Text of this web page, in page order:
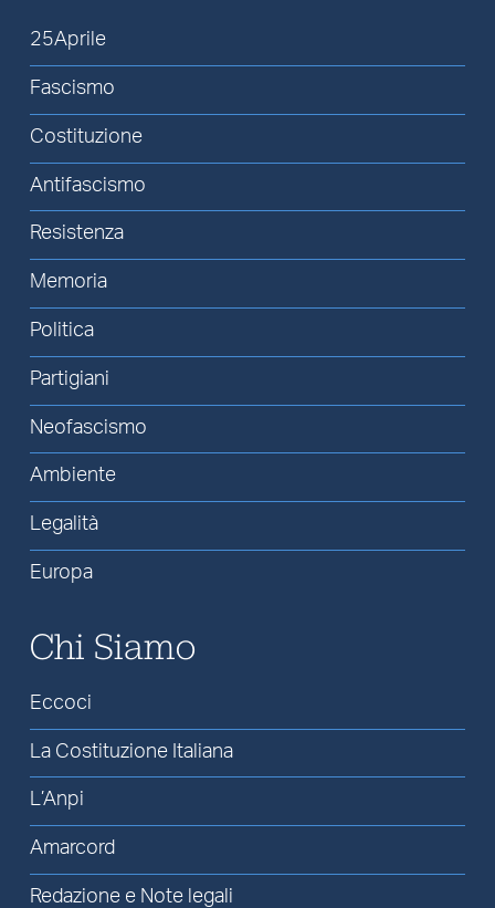
25Aprile
Fascismo
Costituzione
Antifascismo
Resistenza
Memoria
Politica
Partigiani
Neofascismo
Ambiente
Legalità
Europa
Chi Siamo
Eccoci
La Costituzione Italiana
L’Anpi
Amarcord
Redazione e Note legali